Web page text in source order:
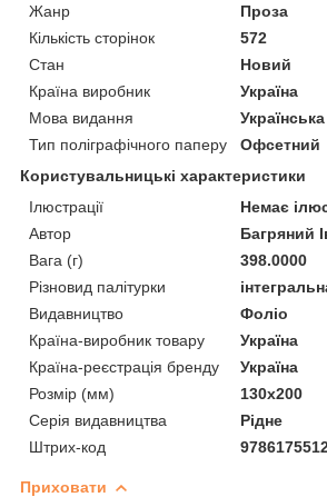
Жанр
Проза
Кількість сторінок
572
Стан
Новий
Країна виробник
Україна
Мова видання
Українська
Тип поліграфічного паперу
Офсетний
Користувальницькі характеристики
Ілюстрації
Немає
Автор
Багряний
Вага (г)
398.0000
Різновид палітурки
Видавництво
Фоліо
Країна-виробник товару
Україна
Країна-реєстрація бренду
Україна
Розмір (мм)
130х200
Серія видавництва
Рідне
Штрих-код
Приховати